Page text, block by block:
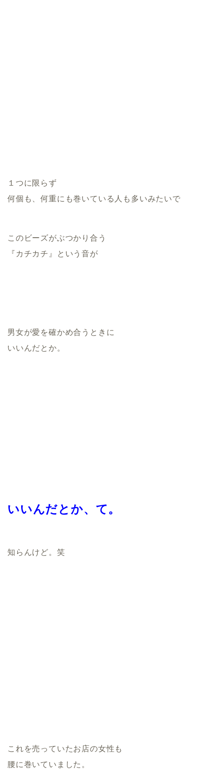
１つに限らず
何個も、何重にも巻いている人も多いみたいで
このビーズがぶつかり合う
『カチカチ』という音が
男女が愛を確かめ合うときに
いいんだとか。
いいんだとか、て。
知らんけど。笑
これを売っていたお店の女性も
腰に巻いていました。